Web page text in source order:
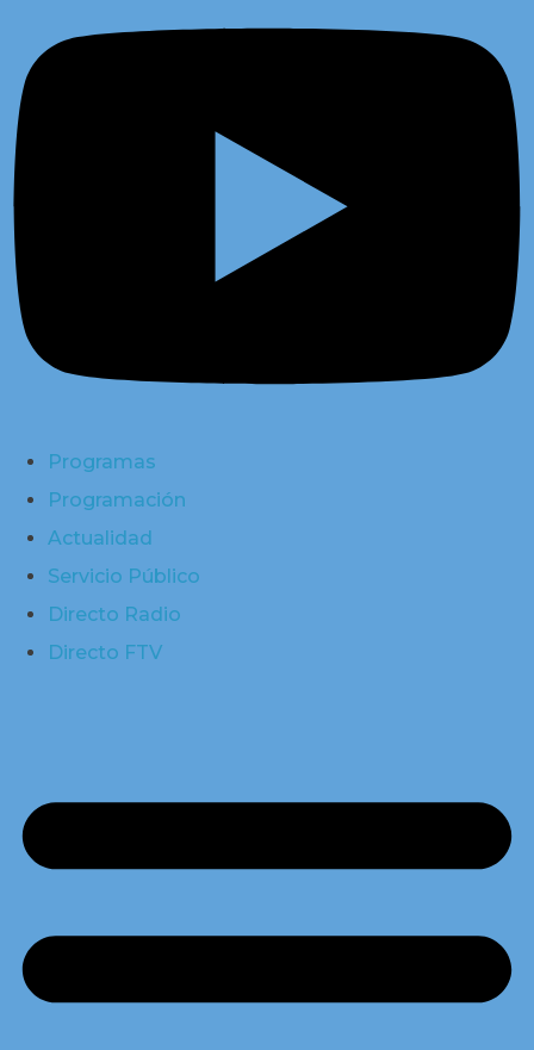
Programas
Programación
Actualidad
Servicio Público
Directo Radio
Directo FTV